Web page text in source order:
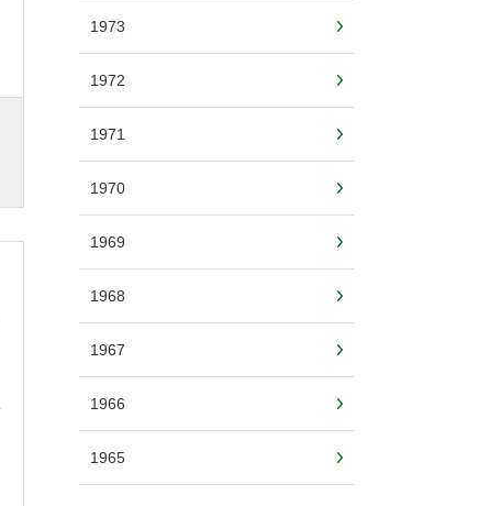
1973
1972
1971
1970
1969
1968
1967
1966
1965